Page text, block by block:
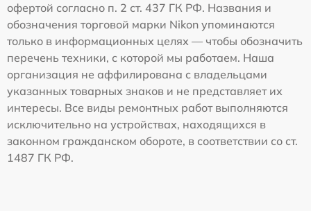
офертой согласно п. 2 ст. 437 ГК РФ. Названия и
обозначения торговой марки Nikon упоминаются
только в информационных целях — чтобы обозначить
перечень техники, с которой мы работаем. Наша
организация не аффилирована с владельцами
указанных товарных знаков и не представляет их
интересы. Все виды ремонтных работ выполняются
исключительно на устройствах, находящихся в
законном гражданском обороте, в соответствии со ст.
1487 ГК РФ.